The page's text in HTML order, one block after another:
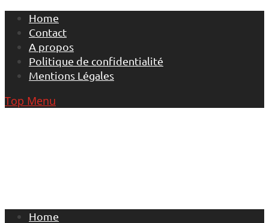
Skip
content
Home
Contact
A propos
Politique de confidentialité
Mentions Légales
Top Menu
Home